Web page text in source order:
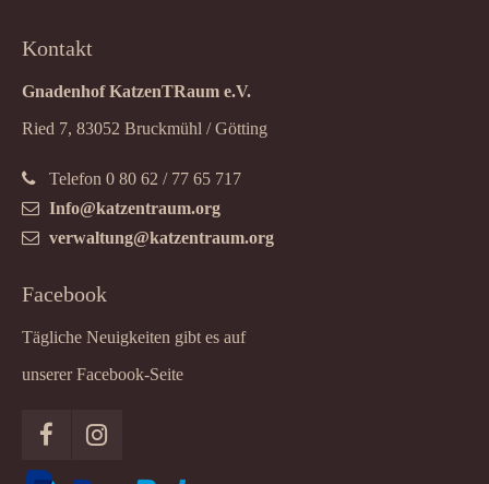
Kontakt
Gnadenhof KatzenTRaum e.V.
Ried 7, 83052 Bruckmühl / Götting
Telefon 0 80 62 / 77 65 717
Info@katzentraum.org
verwaltung@katzentraum.org
Facebook
Tägliche Neuigkeiten gibt es auf
unserer Facebook-Seite